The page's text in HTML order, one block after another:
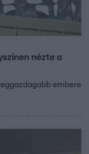
nézte a
embere